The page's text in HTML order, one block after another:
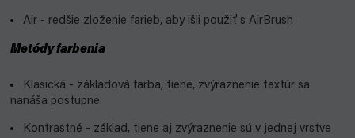
Air - redšie zloženie farieb, aby išli použiť s AirBrush
Metódy farbenia
Klasická - základová farba, tiene, zvýraznenie textúr sa
nanáša postupne
Kontrastné - základ, tiene aj zvýraznenie sú v jednej vrstve